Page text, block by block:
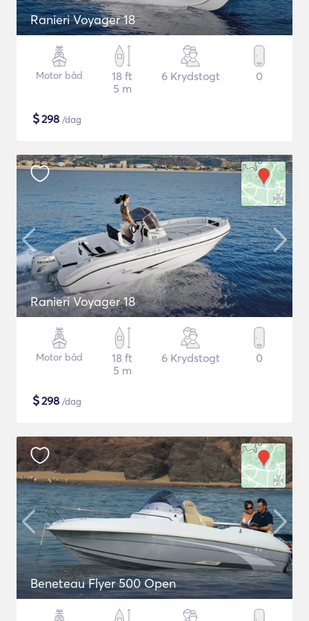
Ranieri Voyager 18
Motor båd
18 ft
5 m
6 Krydstogt 0
$298 /dag
Ranieri Voyager 18
Motor båd
18 ft
5 m
6 Krydstogt 0
$298 /dag
Beneteau Flyer 500 Open